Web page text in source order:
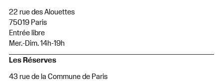
22 rue des Alouettes
75019 Paris
Entrée libre
Mer.-Dim. 14h-19h
Les Réserves
43 rue de la Commune de Paris